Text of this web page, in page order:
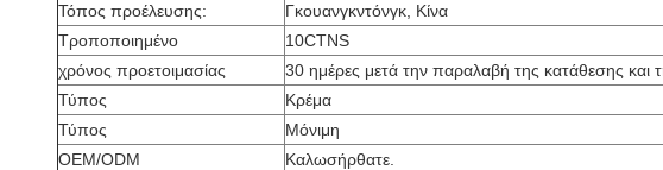
Τόπος προέλευσης:
Γκουανγκντόνγκ, Κίνα
Τροποποιημένο
10CTNS
χρόνος προετοιμασίας
30 ημέρες μετά την παραλαβή της κατάθεσης και
Τύπος
Κρέμα
Τύπος
Μόνιμη
OEM/ODM
Καλωσήρθατε.